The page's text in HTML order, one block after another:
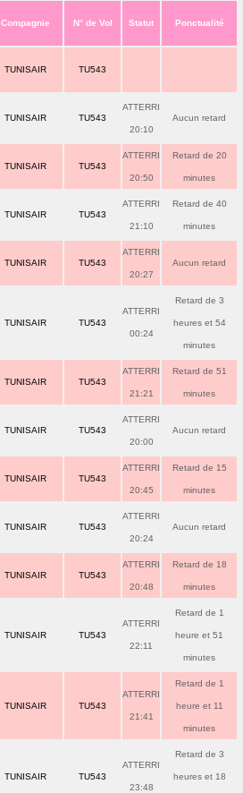
Compagnie N° de Vol Statut Ponctualité
TUNISAIR TU543
TUNISAIR TU543
ATTERRI
20:10
Aucun retard
TUNISAIR TU543
ATTERRI
20:50
Retard de 20
minutes
TUNISAIR TU543
ATTERRI
21:10
Retard de 40
minutes
TUNISAIR TU543
ATTERRI
20:27
Aucun retard
TUNISAIR TU543
ATTERRI
00:24
Retard de 3
heures et 54
minutes
TUNISAIR TU543
ATTERRI
21:21
Retard de 51
minutes
TUNISAIR TU543
ATTERRI
20:00
Aucun retard
TUNISAIR TU543
ATTERRI
20:45
Retard de 15
minutes
TUNISAIR TU543
ATTERRI
20:24
Aucun retard
TUNISAIR TU543
ATTERRI
20:48
Retard de 18
minutes
TUNISAIR TU543
ATTERRI
22:11
Retard de 1
heure et 51
minutes
TUNISAIR TU543
ATTERRI
21:41
Retard de 1
heure et 11
minutes
TUNISAIR TU543
ATTERRI
23:48
Retard de 3
heures et 18